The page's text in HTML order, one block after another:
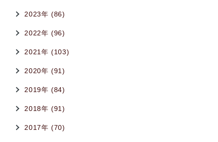
2023年 (86)
2022年 (96)
2021年 (103)
2020年 (91)
2019年 (84)
2018年 (91)
2017年 (70)